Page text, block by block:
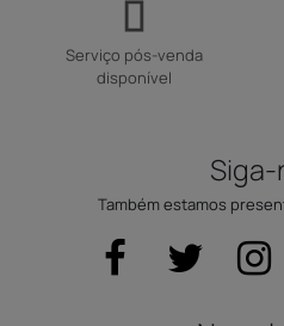
Serviço pós-venda
disponível
Também estamos